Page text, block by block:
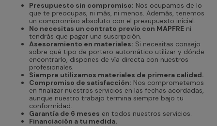
Presupuesto sin compromiso: Nos ocupamos de lo
que te preocupas, ni más, ni menos. Además, tenemos
un compromiso absoluto con el presupuesto inicial.
No necesitas un contrato previo con MAPFRE ni
tendrás que pagar una suscripción.
Asesoramiento en materiales: Si necesitas consejo
sobre qué tipo de portero automático utilizar y dónde
encontrarlo, dispones de vía directa con nuestros
profesionales.
Siempre utilizamos materiales de primera calidad.
Compromiso de satisfacción: Nos comprometemos
en finalizar nuestros servicios en las fechas acordadas,
aunque nuestro trabajo termina siempre bajo tu
conformidad.
Garantía de 6 meses en todos nuestros servicios.
Financiación a tu medida.